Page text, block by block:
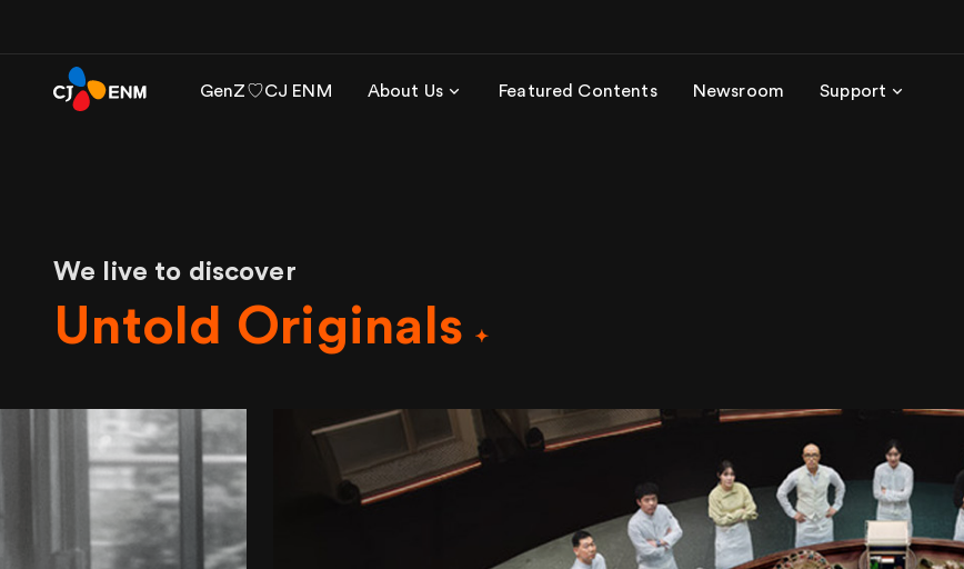
GenZ♡CJ ENM About Us Featured Contents Newsroom Support
We live to discover
Untold Originals